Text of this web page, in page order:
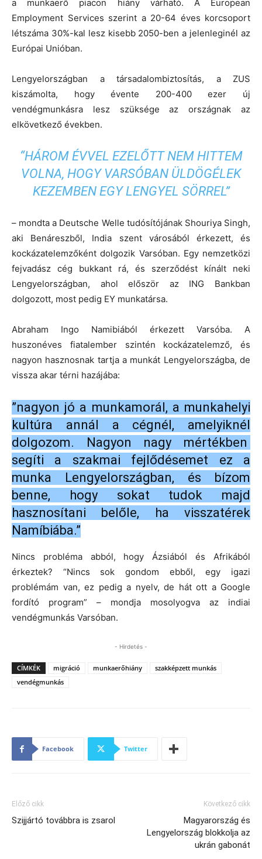
a munkaerő piacon hiány várható. A European
Employment Services szerint a 20-64 éves korcsoport
létszáma 30%-kal lesz kisebb 2050-ben a jelenleginél az
Európai Unióban.
Lengyelországban a társadalombiztosítás, a ZUS
kiszámolta, hogy évente 200-400 ezer új
vendégmunkásra lesz szüksége az országnak az
elkövetkező években.
“HÁROM ÉVVEL EZELŐTT NEM HITTEM
VOLNA, HOGY VARSÓBAN ÜLDÖGÉLEK
KEZEMBEN EGY LENGYEL SÖRREL”
– mondta a Deutsche Welle tudósítójának Shouriya Singh,
aki Benáreszből, India szent városából érkezett, és
kockázatelemzőként dolgozik Varsóban. Egy nemzetközi
fejvadász cég bukkant rá, és szerződést kínált neki
Lengyelországban, ahol először az ING Bankban
dolgozott, most pedig EY munkatársa.
Abraham Ingo Namibiából érkezett Varsóba. A
huszonéves fiatalember szintén kockázatelemző, és
nagyon hasznosnak tartja a munkát Lengyelországba, de
vissza akar térni hazájába:
”nagyon jó a munkamorál, a munkahelyi
kultúra annál a cégnél, amelyiknél
dolgozom. Nagyon nagy mértékben
segíti a szakmai fejlődésemet ez a
munka Lengyelországban, és bízom
benne, hogy sokat tudok majd
hasznosítani belőle, ha visszatérek
Namíbiába.”
Nincs probléma abból, hogy Ázsiából és Afrikából
érkeztek? “Nincs sok gondom ebből, egy igazi
problémám van, ez pedig a nyelv, de hát ott a Google
fordító program” – mondja mosolyogva az indiai
vendégmunkás Varsóban.
- Hirdetés -
CÍMKÉK migráció munkaerőhiány
szakképzett munkás
vendégmunkás
Facebook Twitter
Előző cikk
Szijjártó továbbra is zsarol
Következő cikk
Magyarország és
Lengyelország blokkolja az
ukrán gabonát